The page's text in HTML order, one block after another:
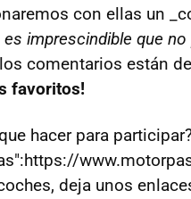
con ellas un
es imprescindible que
comentarios están
favoritos!
hacer para
deja unos